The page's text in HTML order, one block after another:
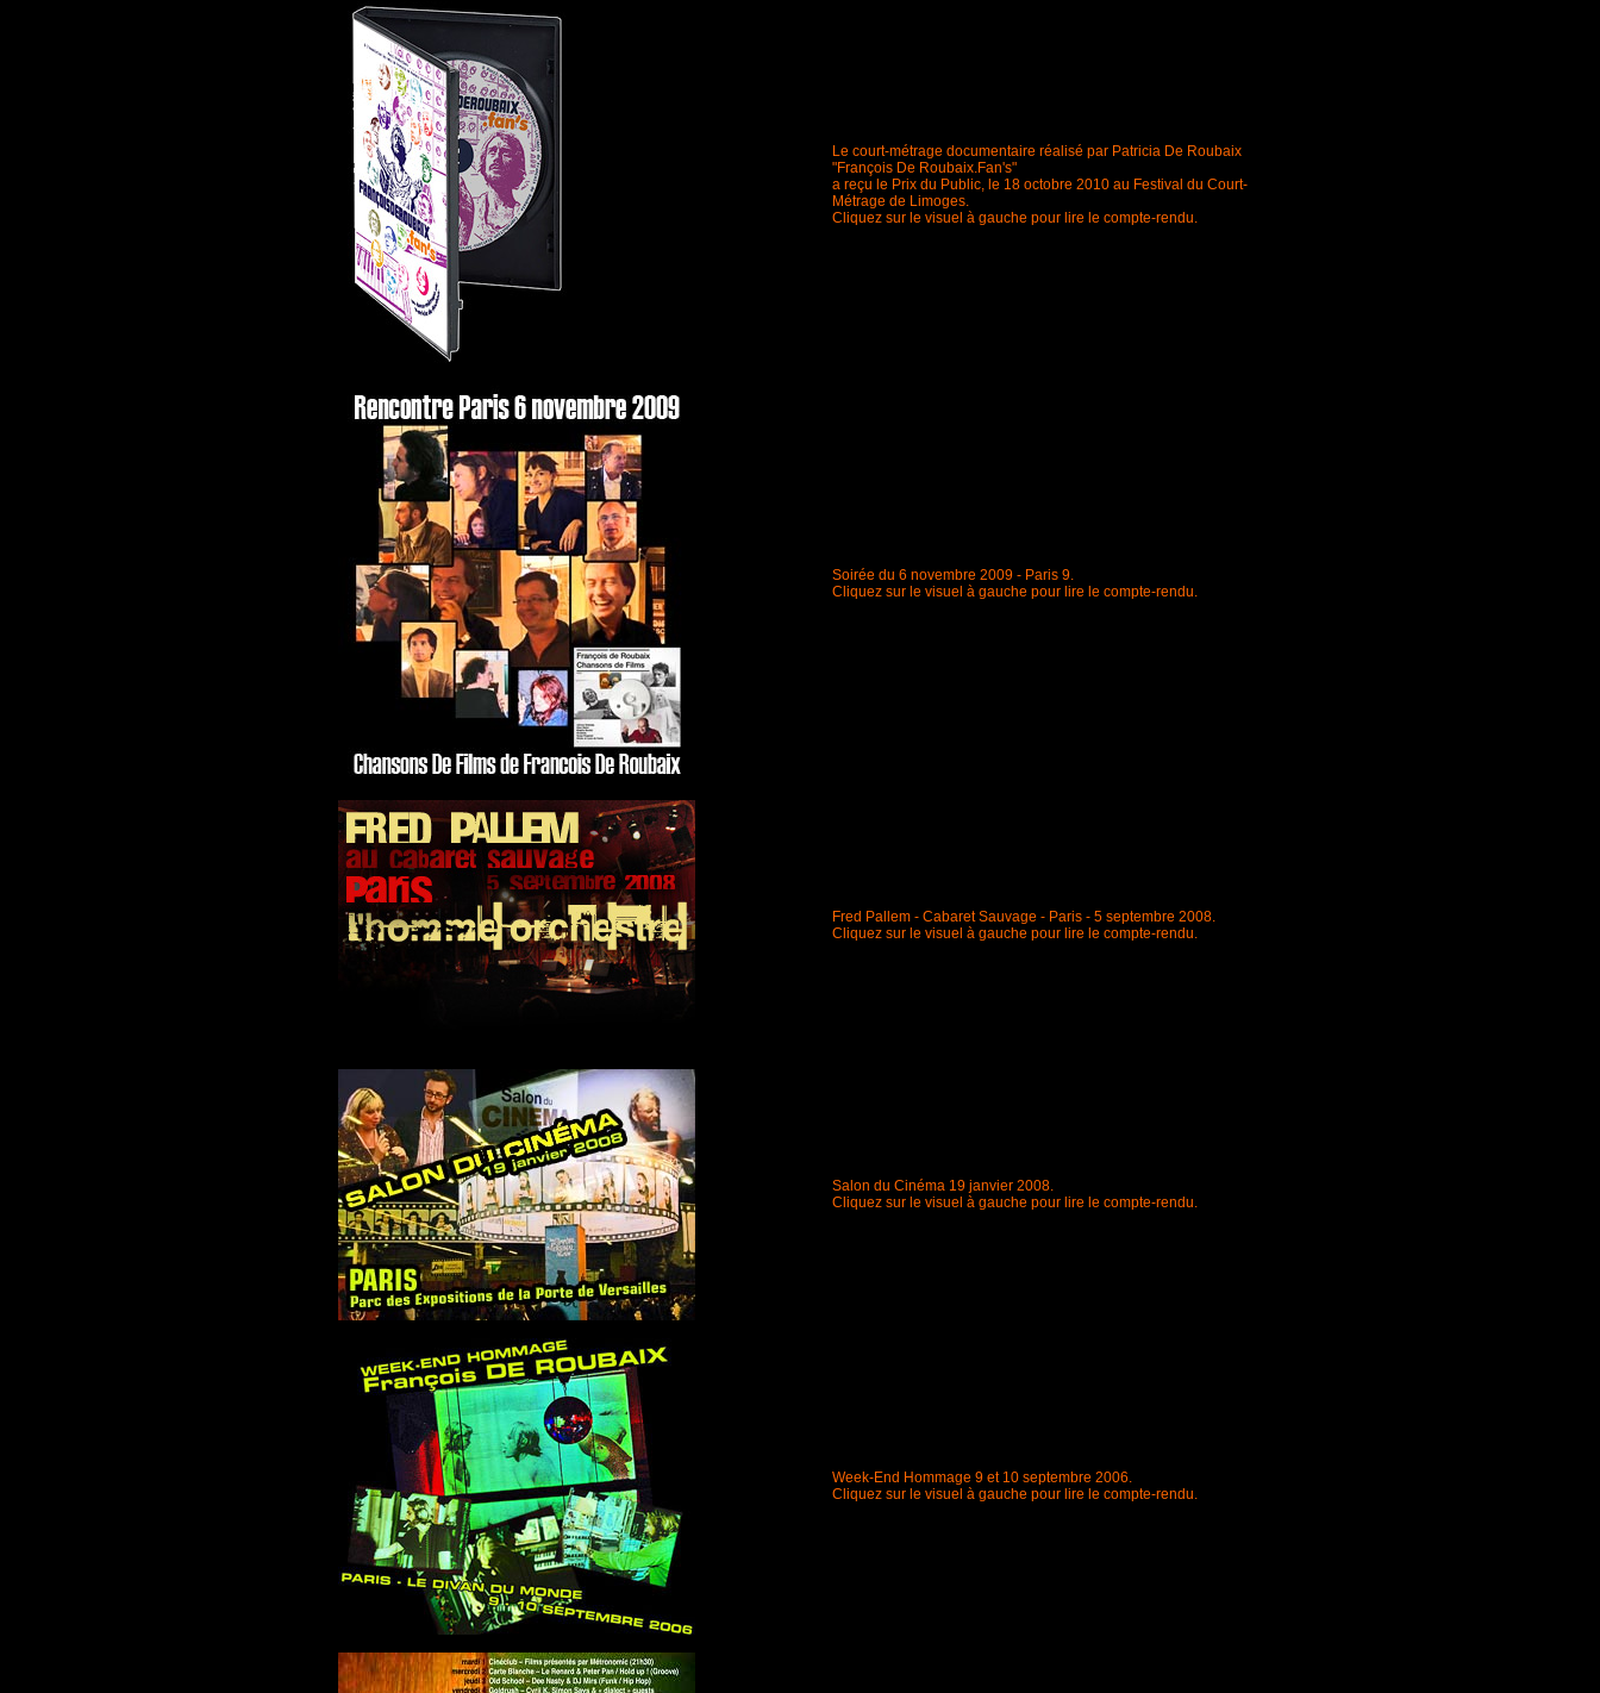
Le court-métrage documentaire réalisé par Patricia De Roubaix
"François De Roubaix.Fan's"
a reçu le Prix du Public, le 18 octobre 2010 au Festival du Court-
Métrage de Limoges.
Cliquez sur le visuel à gauche pour lire le compte-rendu.
Soirée du 6 novembre 2009 - Paris 9.
Cliquez sur le visuel à gauche pour lire le compte-rendu.
Fred Pallem - Cabaret Sauvage - Paris - 5 septembre 2008.
Cliquez sur le visuel à gauche pour lire le compte-rendu.
Salon du Cinéma 19 janvier 2008.
Cliquez sur le visuel à gauche pour lire le compte-rendu.
Week-End Hommage 9 et 10 septembre 2006.
Cliquez sur le visuel à gauche pour lire le compte-rendu.